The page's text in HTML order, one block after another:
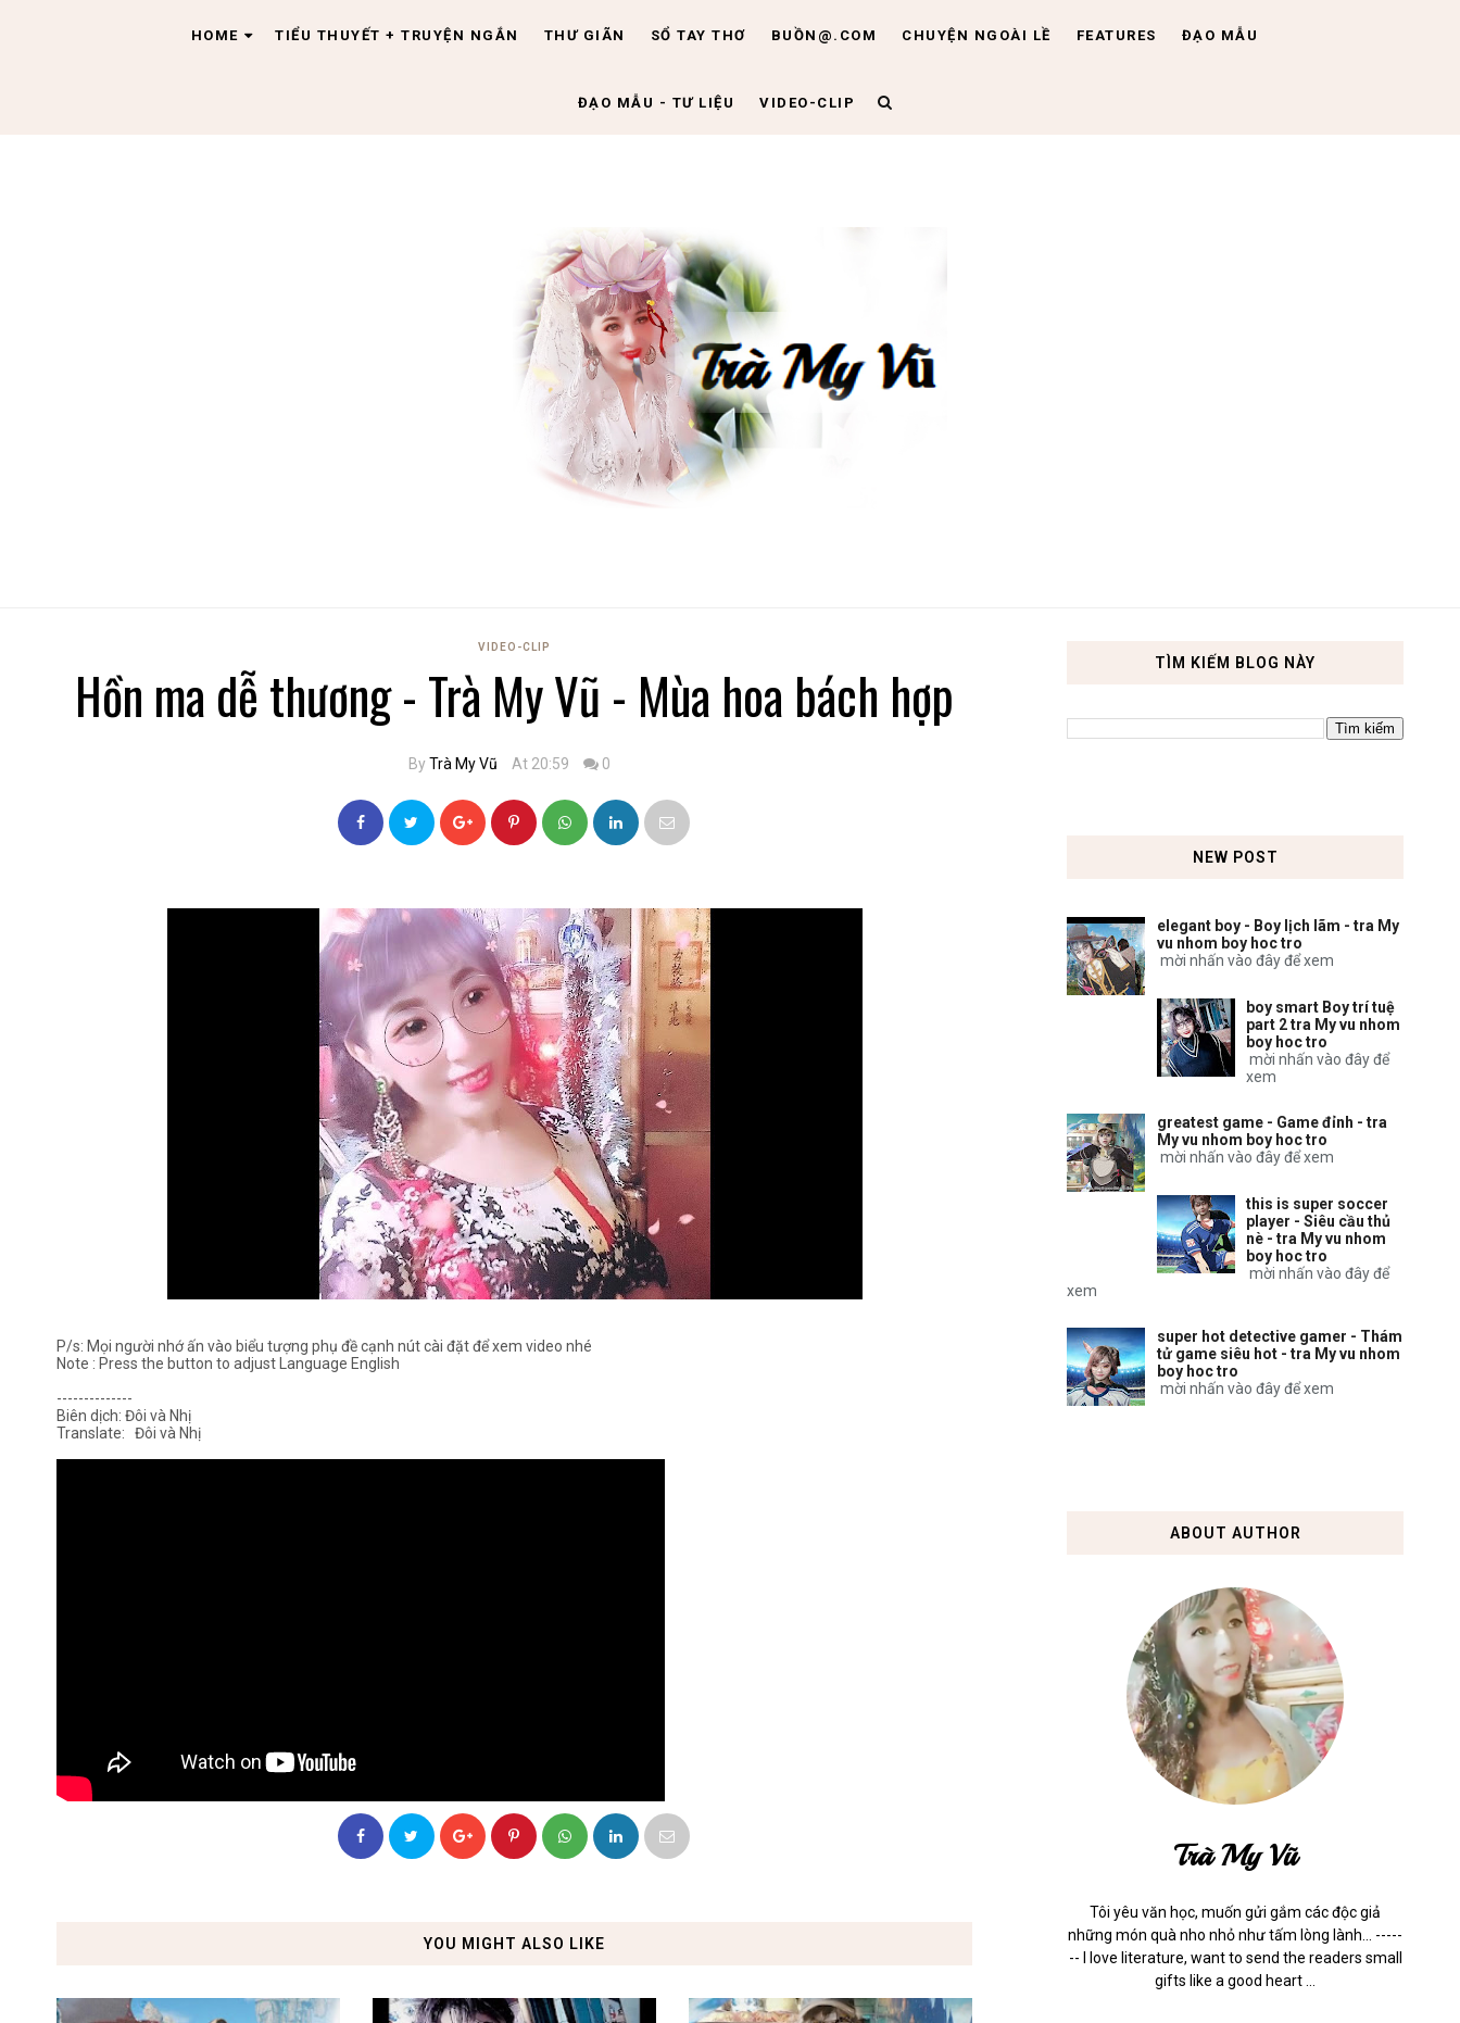
HOME TIỂU THUYẾT + TRUYỆN NGẮN THƯ GIÃN SỔ TAY THƠ BUỒN@.COM CHUYỆN NGOÀI LỀ FEATURES ĐẠO MẪU
ĐẠO MẪU - TƯ LIỆU VIDEO-CLIP
VIDEO-CLIP
Hồn ma dễ thương - Trà My Vũ - Mùa hoa bách hợp
ByTrà My Vũ At 20:59 0
P/s: Mọi người nhớ ấn vào biểu tượng phụ đề cạnh nút cài đặt để xem video nhé
Note : Press the button to adjust Language English
--------------
Biên dịch: Đôi và Nhị
Translate: Đôi và Nhị
YOU MIGHT ALSO LIKE
TÌM KIẾM BLOG NÀY
NEW POST
elegant boy - Boy lịch lãm - tra My
vu nhom boy hoc tro
mời nhấn vào đây để xem
boy smart Boy trí tuệ
part 2 tra My vu nhom
boy hoc tro
mời nhấn vào đây để
xem
greatest game - Game đỉnh - tra
My vu nhom boy hoc tro
mời nhấn vào đây để xem
this is super soccer
player - Siêu cầu thủ
nè - tra My vu nhom
boy hoc tro
mời nhấn vào đây để
xem
super hot detective gamer - Thám
tử game siêu hot - tra My vu nhom
boy hoc tro
mời nhấn vào đây để xem
ABOUT AUTHOR
Trà My Vũ
Tôi yêu văn học, muốn gửi gắm các độc giả
những món quà nho nhỏ như tấm lòng lành... -----
-- I love literature, want to send the readers small
gifts like a good heart ...